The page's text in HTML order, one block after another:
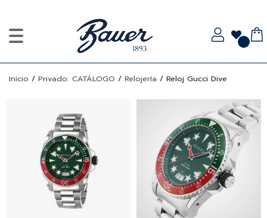
Inicio / Privado: CATÁLOGO / Relojería / Reloj Gucci Dive